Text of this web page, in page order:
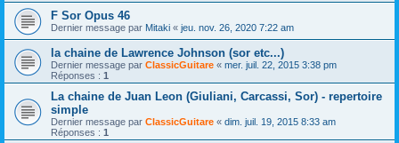
F Sor Opus 46
Dernier message par Mitaki « jeu. nov. 26, 2020 7:22 am
la chaine de Lawrence Johnson (sor etc...)
Dernier message par ClassicGuitare « mer. juil. 22, 2015 3:38 pm
Réponses : 1
La chaine de Juan Leon (Giuliani, Carcassi, Sor) - repertoire
simple
Dernier message par ClassicGuitare « dim. juil. 19, 2015 8:33 am
Réponses : 1